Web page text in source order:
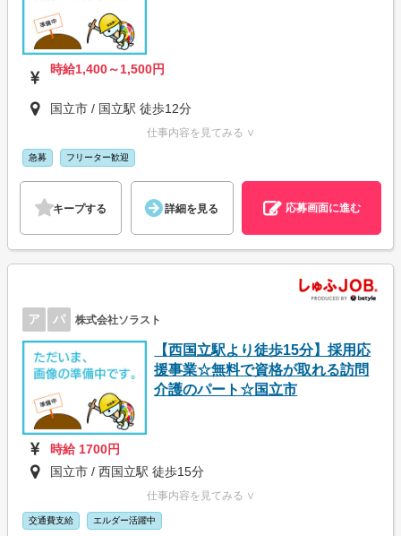
時給1,400～1,500円
国立市 / 国立駅 徒歩12分
仕事内容を見てみる ∨
急募 フリーター歓迎
キープする 詳細を見る 応募画面に進む
ア パ 株式会社ソラスト
【西国立駅より徒歩15分】採用応
援事業☆無料で資格が取れる訪問
介護のパート☆国立市
時給 1700円
国立市 / 西国立駅 徒歩15分
仕事内容を見てみる ∨
交通費支給 エルダー活躍中